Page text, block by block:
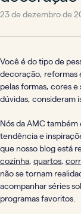
23 de dezembro de
Você é do tipo de
decoração, reformas
pelas formas, cores
dúvidas, consideram
Nós da AMC
tendência e
que nosso blog está
cozinha, quartos,
não se tornam
acompanhar séries
programas favoritos.